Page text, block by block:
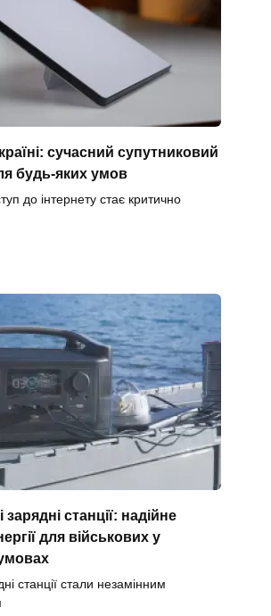
сучасний супутниковий
будь-яких умов
до інтернету стає критично
станції: надійне
для військових у
станції стали незамінним